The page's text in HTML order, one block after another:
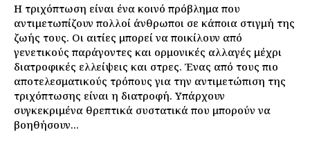
Η τριχόπτωση είναι ένα κοινό πρόβλημα που
αντιμετωπίζουν πολλοί άνθρωποι σε κάποια στιγμή της
ζωής τους. Οι αιτίες μπορεί να ποικίλουν από
γενετικούς παράγοντες και ορμονικές αλλαγές μέχρι
διατροφικές ελλείψεις και στρες. Ένας από τους πιο
αποτελεσματικούς τρόπους για την αντιμετώπιση της
τριχόπτωσης είναι η διατροφή. Υπάρχουν
συγκεκριμένα θρεπτικά συστατικά που μπορούν να
βοηθήσουν...